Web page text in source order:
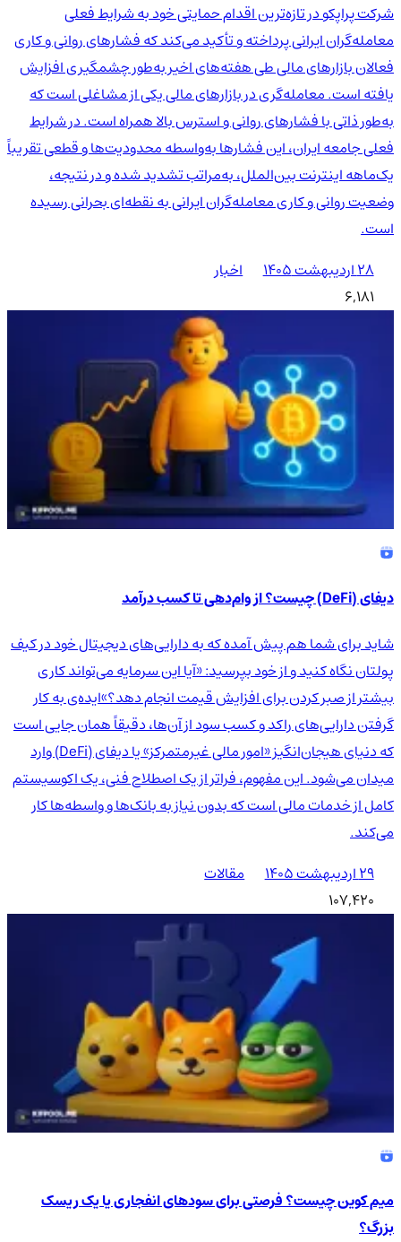
شرکت پراپکو در تازه‌ترین اقدام حمایتی خود به شرایط فعلی
معامله‌گران ایرانی پرداخته و تأکید می‌کند که فشارهای روانی و کاری
فعالان بازارهای مالی طی هفته‌های اخیر به‌طور چشمگیری افزایش
یافته است. معامله‌گری در بازارهای مالی یکی از مشاغلی است که
به‌طور ذاتی با فشارهای روانی و استرس بالا همراه است. در شرایط
فعلی جامعه ایران، این فشارها به‌واسطه محدودیت‌ها و قطعی تقریباً
یک‌ماهه اینترنت بین‌الملل، به‌مراتب تشدید شده و در نتیجه،
وضعیت روانی و کاری معامله‌گران ایرانی به نقطه‌ای بحرانی رسیده
است.
۲۸ اردیبهشت ۱۴۰۵
اخبار
6,181
دیفای (DeFi) چیست؟ از وام‌دهی تا کسب درآمد
شاید برای شما هم پیش آمده که به دارایی‌های دیجیتال خود در کیف
پولتان نگاه کنید و از خود بپرسید: «آیا این سرمایه می‌تواند کاری
بیشتر از صبر کردن برای افزایش قیمت انجام دهد؟»ایده‌ی به کار
گرفتن دارایی‌های راکد و کسب سود از آن‌ها، دقیقاً همان جایی است
که دنیای هیجان‌انگیز «امور مالی غیرمتمرکز» یا دیفای (DeFi) وارد
میدان می‌شود. این مفهوم، فراتر از یک اصطلاح فنی، یک اکوسیستم
کامل از خدمات مالی است که بدون نیاز به بانک‌ها و واسطه‌ها کار
می‌کند.
۲۹ اردیبهشت ۱۴۰۵
مقالات
107,420
میم کوین چیست؟ فرصتی برای سودهای انفجاری یا یک ریسک
بزرگ؟